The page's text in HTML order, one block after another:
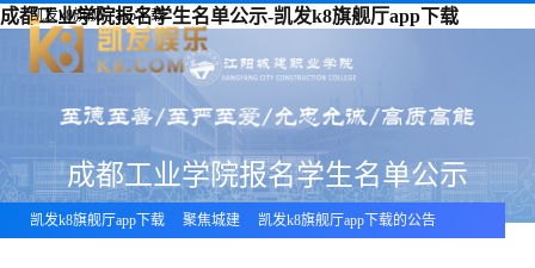
成都工业学院报名学生名单公示-凯发k8旗舰厅app下载
凯发k8旗舰厅app下载
成都工业学院报名学生名单公示
凯发k8旗舰厅app下载 聚焦城建 凯发k8旗舰厅app下载的公告